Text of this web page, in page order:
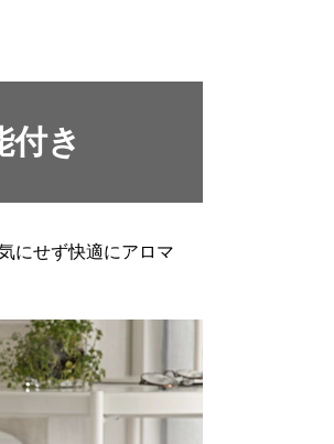
付き
にせず快適にアロマ